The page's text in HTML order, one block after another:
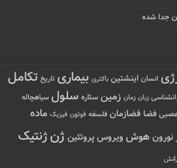
جدا شده
انسان اینشتین باکتری بیماری تاریخ تکامل
زبان زمان زمین ستاره سلول سیاهچاله
فضا فضازمان فلسفه فوتون فیزیک ماده
نورون هوش ویروس پروتئین ژنژنتیک